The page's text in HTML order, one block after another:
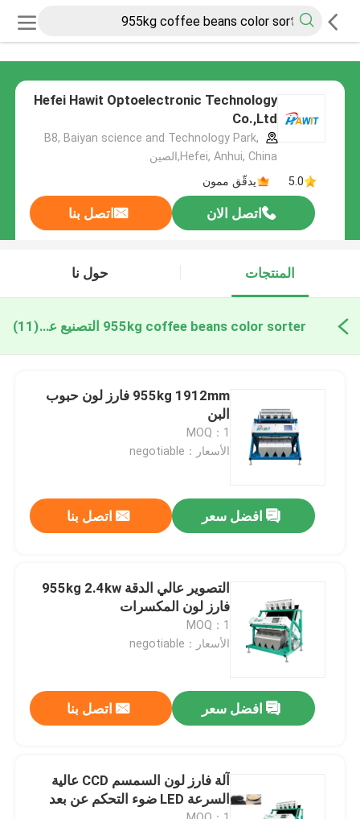
Hefei Hawit Optoelectronic Technology
Co.,Ltd
B8, Baiyan science and Technology Park,
Hefei, Anhui, China,الصين
5.0
يدقّق ممون
اتصل الان اتصل بنا
المنتجات حول نا
955kg coffee beans color sorter التصنيع عبر الإنترنت(11)
955kg 1912mm فارز لون حبوب
البن
MOQ：1
الأسعار：negotiable
افضل سعر اتصل بنا
التصوير عالي الدقة 955kg 2.4kw
فارز لون المكسرات
MOQ：1
الأسعار：negotiable
افضل سعر اتصل بنا
آلة فارز لون السمسم CCD عالية
السرعة LED ضوء التحكم عن بعد